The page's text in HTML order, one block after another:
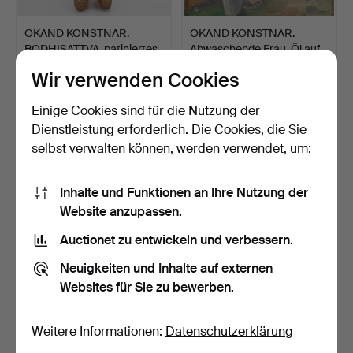
OKÄND KONSTNÄR.
BODHISATTVA, patiniertes
Schätzwert
OKÄND KONSTNÄR.
Abwaschende Frau. Öl auf
Schätzwert
Öl au…
8 Tage
auf …
8 Tage
Wir verwenden Cookies
Einige Cookies sind für die Nutzung der
Dienstleistung erforderlich. Die Cookies, die Sie
selbst verwalten können, werden verwendet, um:
Inhalte und Funktionen an Ihre Nutzung der
Website anzupassen.
Auctionet zu entwickeln und verbessern.
Neuigkeiten und Inhalte auf externen
Websites für Sie zu bewerben.
Weitere Informationen: Datenschutzerklärung